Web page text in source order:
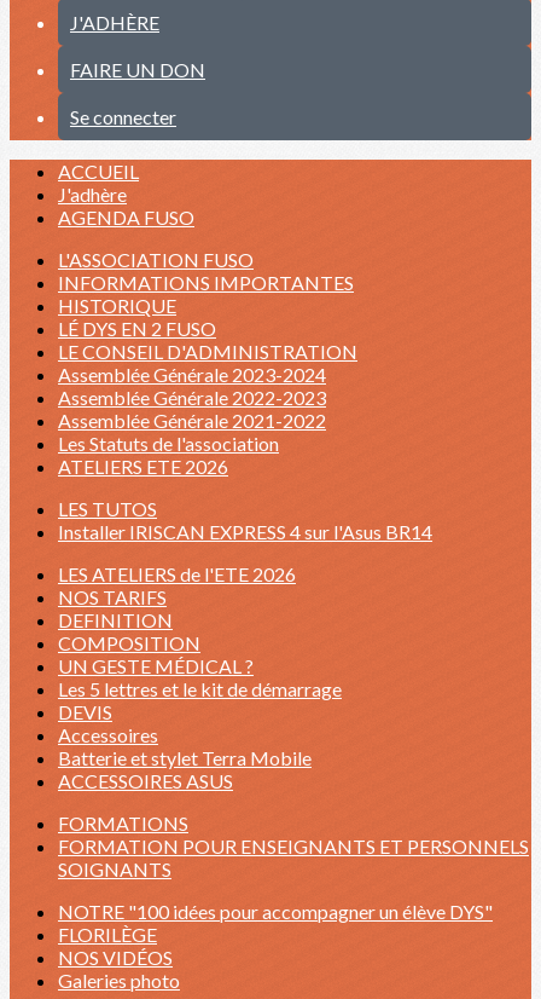
J'ADHÈRE
FAIRE UN DON
Se connecter
ACCUEIL
J'adhère
AGENDA FUSO
L'ASSOCIATION FUSO
INFORMATIONS IMPORTANTES
HISTORIQUE
LÉ DYS EN 2 FUSO
LE CONSEIL D'ADMINISTRATION
Assemblée Générale 2023-2024
Assemblée Générale 2022-2023
Assemblée Générale 2021-2022
Les Statuts de l'association
ATELIERS ETE 2026
LES TUTOS
Installer IRISCAN EXPRESS 4 sur l'Asus BR14
LES ATELIERS de l'ETE 2026
NOS TARIFS
DEFINITION
COMPOSITION
UN GESTE MÉDICAL ?
Les 5 lettres et le kit de démarrage
DEVIS
Accessoires
Batterie et stylet Terra Mobile
ACCESSOIRES ASUS
FORMATIONS
FORMATION POUR ENSEIGNANTS ET PERSONNELS
SOIGNANTS
NOTRE "100 idées pour accompagner un élève DYS"
FLORILÈGE
NOS VIDÉOS
Galeries photo